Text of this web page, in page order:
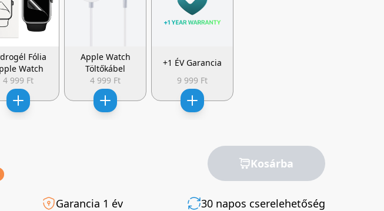
Fólia
Watch
4 999 Ft
Apple Watch
Töltőkábel
4 999 Ft
+1 ÉV Garancia
9 999 Ft
Kosárba
Garancia 1 év 30 napos cserelehetőség